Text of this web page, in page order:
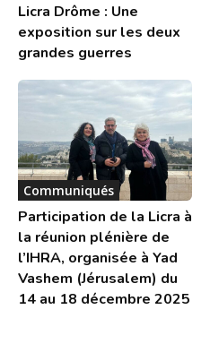
Licra Drôme : Une
exposition sur les deux
grandes guerres
Communiqués
Participation de la Licra à
la réunion plénière de
l’IHRA, organisée à Yad
Vashem (Jérusalem) du
14 au 18 décembre 2025